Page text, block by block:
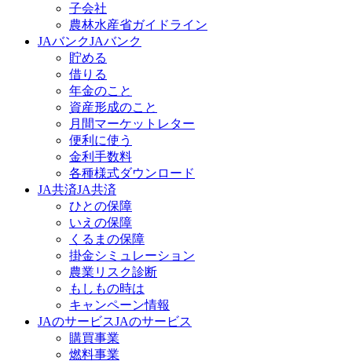
子会社
農林水産省ガイドライン
JAバンクJAバンク
貯める
借りる
年金のこと
資産形成のこと
月間マーケットレター
便利に使う
金利手数料
各種様式ダウンロード
JA共済JA共済
ひとの保障
いえの保障
くるまの保障
掛金シミュレーション
農業リスク診断
もしもの時は
キャンペーン情報
JAのサービスJAのサービス
購買事業
燃料事業